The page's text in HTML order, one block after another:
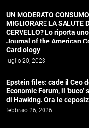
UN MODERATO
MIGLIORARE LA SALUTE
CERVELLO? Lo riporta
Journal of the American
Cardiology
luglio 20, 2023
Epstein files: cade il Ceo
Economic Forum, il
di Hawking. Ora le
febbraio 26, 2026